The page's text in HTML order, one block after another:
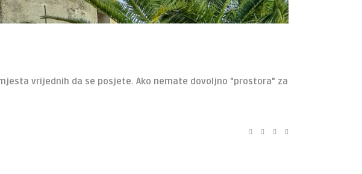
vrijednih da se posjete. Ako nemate dovoljno "prostora" za